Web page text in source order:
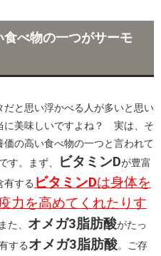
べ物の一つがサーモ
だと思い浮かべる人が多いと思い
に美味しいですよね？ 実は、そ
価の高い食べ物の一つと言われて
す。まず、
ビタミンDが豊富
有する ビタミンDは身体を
力を高めてくれたりす
また、 オメガ3脂肪酸がたっ
するオメガ3脂肪酸。ご存